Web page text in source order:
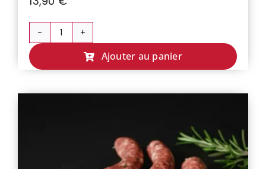
quantité
CHIPOLATAS
Ajouter au panier